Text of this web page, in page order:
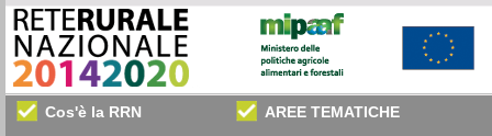
Cos'è la RRN AREE TEMATICHE